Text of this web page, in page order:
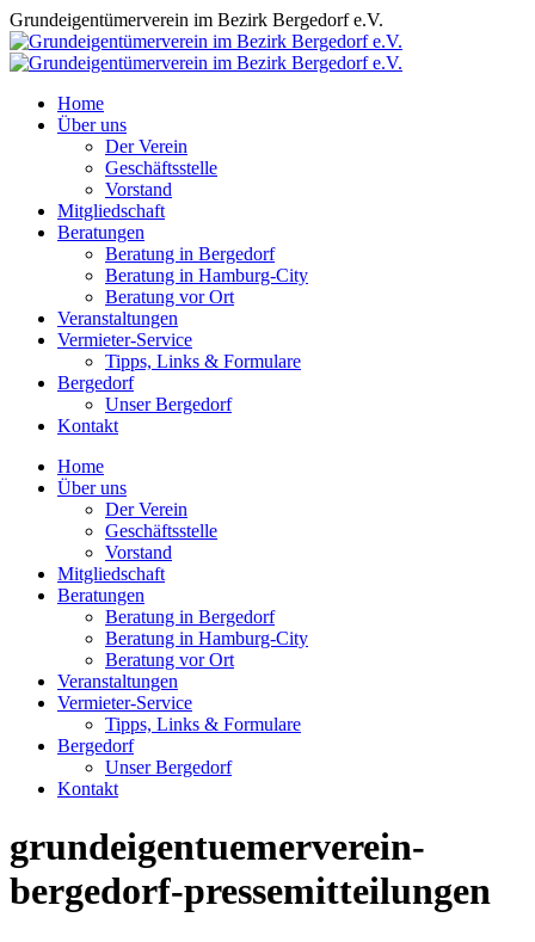
Zum
Inhalt
springen
Grundeigentümerverein im Bezirk Bergedorf e.V.
Home
Über uns
Der Verein
Geschäftsstelle
Vorstand
Mitgliedschaft
Beratungen
Beratung in Bergedorf
Beratung in Hamburg-City
Beratung vor Ort
Veranstaltungen
Vermieter-Service
Tipps, Links & Formulare
Bergedorf
Unser Bergedorf
Kontakt
Facebook
page
window
Instagram
page
window
Home
Über uns
Der Verein
Geschäftsstelle
Vorstand
Mitgliedschaft
Beratungen
Beratung in Bergedorf
Beratung in Hamburg-City
Beratung vor Ort
Veranstaltungen
Vermieter-Service
Tipps, Links & Formulare
Bergedorf
Unser Bergedorf
Kontakt
grundeigentuemerverein-
bergedorf-pressemitteilungen